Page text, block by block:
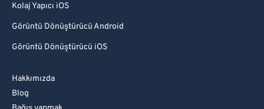
Kolaj Yapıcı iOS
Görüntü Dönüştürücü Android
Görüntü Dönüştürücü iOS
Hakkımızda
Blog